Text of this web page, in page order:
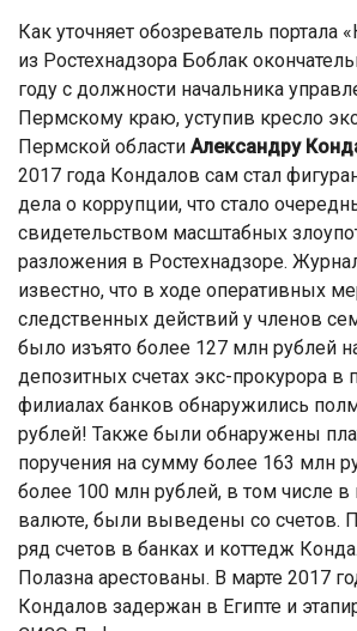
Как уточняет обозреватель портала
из Ростехнадзора Боблак
году с должности начальника
Пермскому краю, уступив кресло
Пермской области Александру
2017 года Кондалов сам стал
дела о коррупции, что стало
свидетельством масштабных
разложения в Ростехнадзоре.
известно, что в ходе оперативных
следственных действий у членов
было изъято более 127 млн рублей
депозитных счетах экс-прокурора в
филиалах банков обнаружились
рублей! Также были обнаружены
поручения на сумму более 163 млн
более 100 млн рублей, в том числе в
валюте, были выведены со счетов.
ряд счетов в банках и коттедж
Полазна арестованы. В марте 2017
Кондалов задержан в Египте и